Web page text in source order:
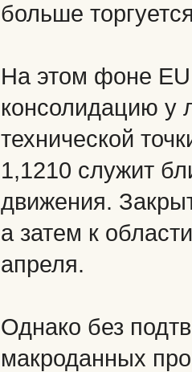
больше
На этом фоне
консолидацию у
технической
1,1210 служит
движения.
а затем к
апреля.
Однако без
макроданных